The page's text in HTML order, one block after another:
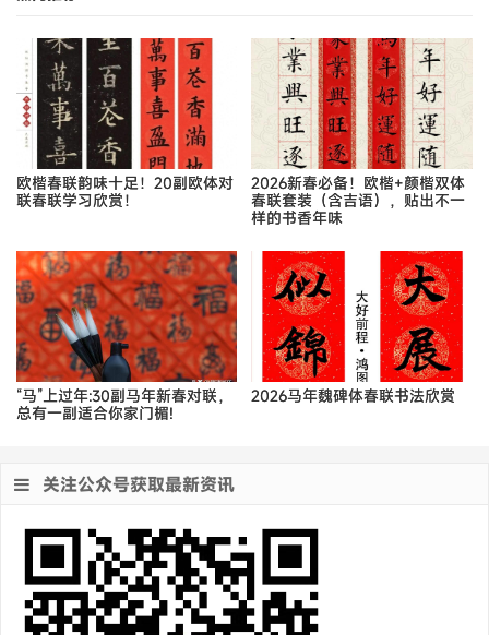
欧楷春联韵味十足！20副欧体对
联春联学习欣赏！
2026新春必备！欧楷+颜楷双体
春联套装（含吉语），贴出不一
样的书香年味
“马”上过年:30副马年新春对联，
总有一副适合你家门楣!
2026马年魏碑体春联书法欣赏
关注公众号获取最新资讯